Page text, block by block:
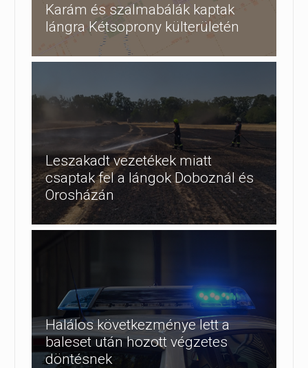
Karám és szalmabálák kaptak
lángra Kétsoprony külterületén
Leszakadt vezetékek miatt
csaptak fel a lángok Doboznál és
Orosházán
Halálos következménye lett a
baleset után hozott végzetes
döntésnek